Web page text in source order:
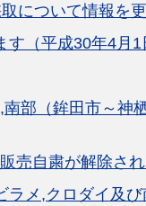
について情報を更
（平成30年4月1
部（鉾田市～神
売自粛が解除され
メ,クロダイ及